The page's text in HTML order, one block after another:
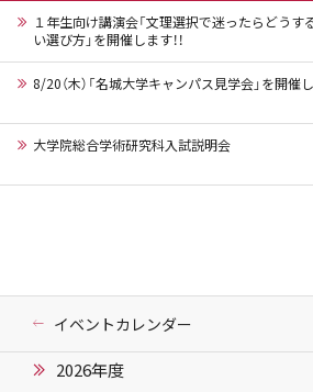
１年生向け講演会「文理選択で迷ったらどうす
い選び方」を開催します！！
8/20（木）「名城大学キャンパス見学会」を開催し
大学院総合学術研究科入試説明会
イベントカレンダー
2026年度